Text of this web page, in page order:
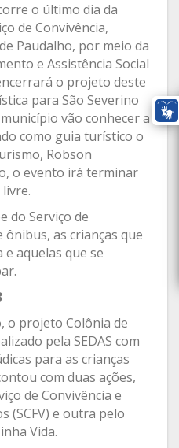
o último dia da
de Convivência,
Paudalho, por meio da
e Assistência Social
o projeto deste
para São Severino
vão conhecer a
como guia turístico o
Robson
o evento irá terminar
do Serviço de
ônibus, as crianças que
aquelas que se
o projeto Colônia de
pela SEDAS com
para as crianças
com duas ações,
de Convivência e
(SCFV) e outra pelo
Vida.